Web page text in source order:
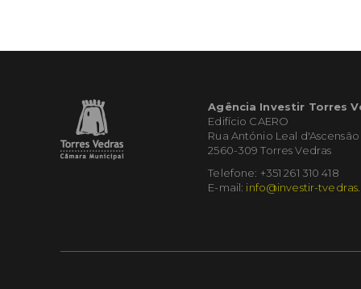
Agência Investir Torres
Edifício CAERO
Rua António Leal d'Ascensão
2560-309 Torres Vedras
Telefone: +351 261 310 418
E-mail: info@investir-